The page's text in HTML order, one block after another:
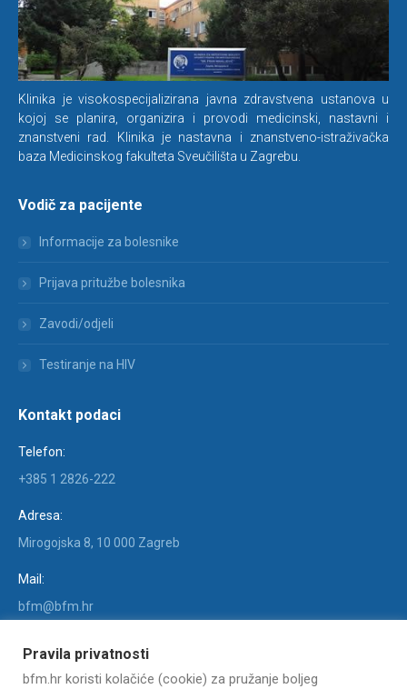
Klinika je visokospecijalizirana javna zdravstvena ustanova u
kojoj se planira, organizira i provodi medicinski, nastavni i
znanstveni rad. Klinika je nastavna i znanstveno-istraživačka
baza Medicinskog fakulteta Sveučilišta u Zagrebu.
Vodič za pacijente
Informacije za bolesnike
Prijava pritužbe bolesnika
Zavodi/odjeli
Testiranje na HIV
Kontakt podaci
Telefon:
+385 1 2826-222
Adresa:
Mirogojska 8, 10 000 Zagreb
Mail:
bfm@bfm.hr
Facebook
page
X
page
YouTube
page
Linkedin
page
Instagram
page
Pravila privatnosti
bfm.hr koristi kolačiće (cookie) za pružanje boljeg